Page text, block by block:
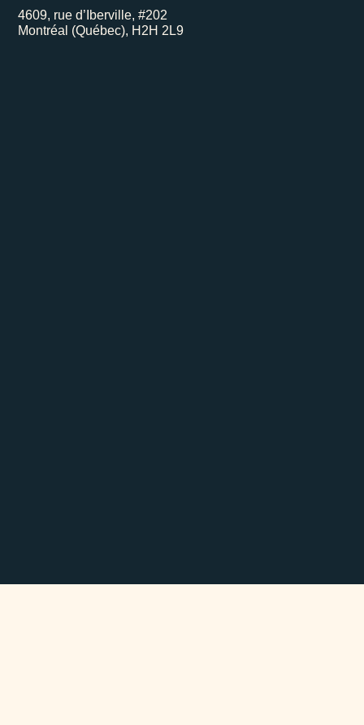
4609, rue d’Iberville, #202
Montréal (Québec), H2H 2L9